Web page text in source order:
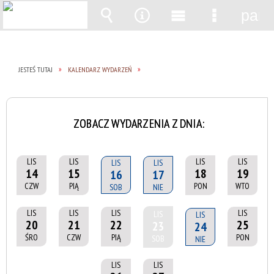
JESTEŚ TUTAJ KALENDARZ WYDARZEŃ
ZOBACZ WYDARZENIA Z DNIA:
LIS
14
CZW
LIS
15
PIĄ
LIS
16
SOB
LIS
17
NIE
LIS
18
PON
LIS
19
WTO
LIS
20
ŚRO
LIS
21
CZW
LIS
22
PIĄ
LIS
23
SOB
LIS
24
NIE
LIS
25
PON
LIS LIS
Wyszukiwarka
Narzędzia
MenuMenu